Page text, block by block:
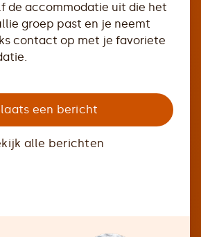
de accommodatie uit die het
groep past en je neemt
contact op met je favoriete
een bericht
alle berichten